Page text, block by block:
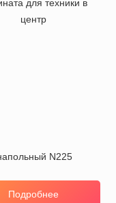
N225
Подробнее